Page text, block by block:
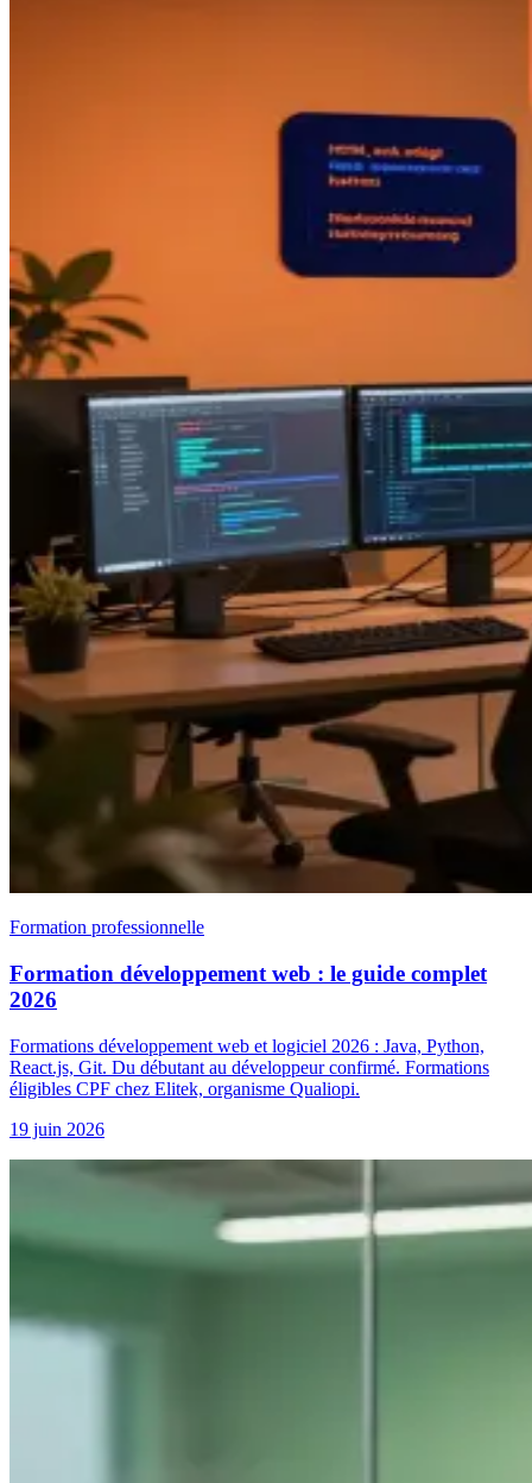
Formation professionnelle
Formation développement web : le guide complet
2026
Formations développement web et logiciel 2026 : Java, Python,
React.js, Git. Du débutant au développeur confirmé. Formations
éligibles CPF chez Elitek, organisme Qualiopi.
19 juin 2026